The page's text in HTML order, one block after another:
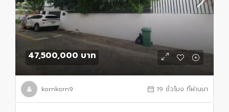
47,500,000 บาท
kornkorn9 19 ชั่วโมง ที่ผ่านมา